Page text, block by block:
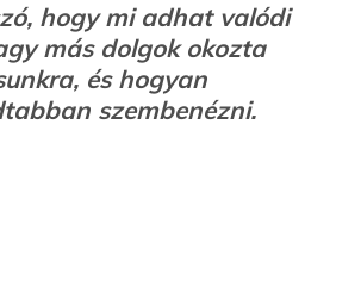
hogy mi adhat valódi
más dolgok okozta
és hogyan
szembenézni.